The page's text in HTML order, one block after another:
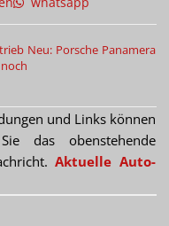
Neu: Porsche Panamera
und Links können
das obenstehende
Aktuelle Auto-